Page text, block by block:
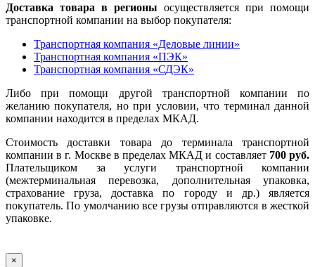
Доставка товара в регионы осуществляется при помощи
транспортной компании на выбор покупателя:
Транспортная компания «Деловые линии»
Транспортная компания «ПЭК»
Транспортная компания «СДЭК»
Либо при помощи другой транспортной компании по
желанию покупателя, но при условии, что терминал данной
компании находится в пределах МКАД.
Стоимость доставки товара до терминала транспортной
компании в г. Москве в пределах МКАД и составляет 700 руб.
Плательщиком за услуги транспортной компании
(межтерминальная перевозка, дополнительная упаковка,
страхование груза, доставка по городу и др.) является
покупатель. По умолчанию все грузы отправляются в жесткой
упаковке.
×